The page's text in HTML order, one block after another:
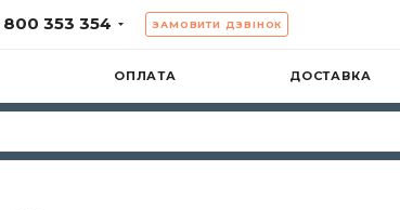
800 353 354 ЗАМОВИТИ ДЗВІНОК
ОПЛАТА ДОСТАВКА